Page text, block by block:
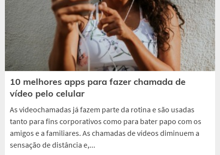
10 melhores apps para fazer chamada de
vídeo pelo celular
As videochamadas já fazem parte da rotina e são usadas
tanto para fins corporativos como para bater papo com os
amigos e a familiares. As chamadas de vídeos diminuem a
sensação de distância e,...